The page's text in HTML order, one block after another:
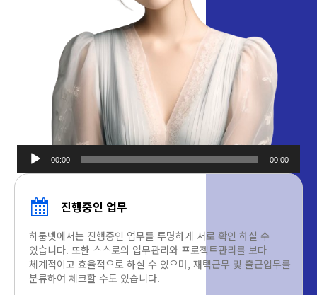
오디오
00:00 00:00
진행중인 업무
하룹넷에서는 진행중인 업무를 투명하게 서로 확인 하실 수
있습니다. 또한 스스로의 업무관리와 프로젝트관리를 보다
체계적이고 효율적으로 하실 수 있으며, 재택근무 및 출근업무를
분류하여 체크할 수도 있습니다.